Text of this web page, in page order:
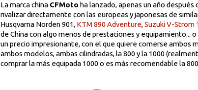
La marca china CFMoto ha lanzado, apenas un año después
rivalizar directamente con las europeas y japonesas de
Husqvarna Norden 901, KTM 890 Adventure,Suzuki V-Strom
de China con algo menos de prestaciones y equipamiento...
un precio impresionante, con el que quiere comerse ambos
ambos modelos, ambas cilindradas, la 800 y la 1000
comprar la más equipada 1000 o es más recomendable la